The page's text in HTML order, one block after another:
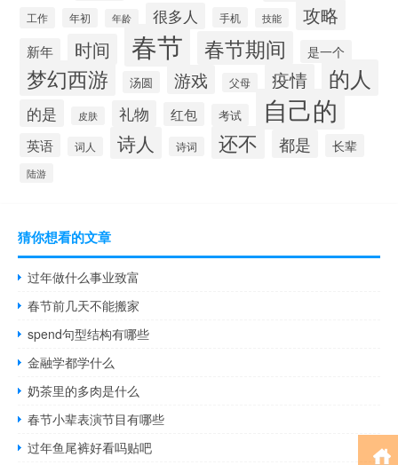
工作 年初 年龄 很多人 手机 技能 攻略
新年 时间 春节 春节期间 是一个
梦幻西游 汤圆 游戏 父母 疫情 的人
的是 皮肤 礼物 红包 考试 自己的
英语 词人 诗人 诗词 还不 都是 长辈
陆游
猜你想看的文章
过年做什么事业致富
春节前几天不能搬家
spend句型结构有哪些
金融学都学什么
奶茶里的多肉是什么
春节小辈表演节目有哪些
过年鱼尾裤好看吗贴吧